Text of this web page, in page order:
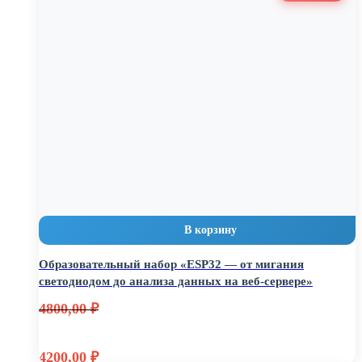
В корзину
Образовательный набор «ESP32 — от мигания
светодиодом до анализа данных на веб-сервере»
4800,00₽
Первоначальная
4200,00 ₽